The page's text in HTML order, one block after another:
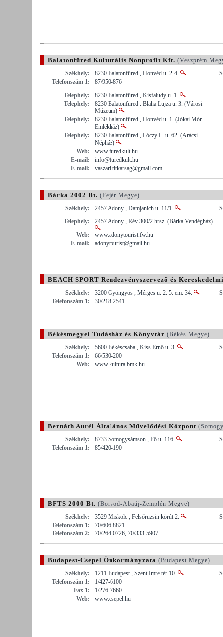
Balatonfüred Kulturális Nonprofit Kft. (Veszprém
Székhely:
8230 Balatonfüred , Honvéd u. 2-4.
Telefonszám 1:
87/950-876
Telephely:
8230 Balatonfüred , Kisfaludy u. 1.
Telephely:
8230 Balatonfüred , Blaha Lujza u. 3. (Városi
Múzeum)
Telephely:
8230 Balatonfüred , Honvéd u. 1. (Jókai Mór
Emlékház)
Telephely:
8230 Balatonfüred , Lóczy L. u. 62. (Arácsi
Népház)
Web:
www.furedkult.hu
E-mail:
info@furedkult.hu
E-mail:
vaszari.titkarsag@gmail.com
Bárka 2002 Bt. (Fejér Megye)
Székhely:
2457 Adony , Damjanich u. 11/1.
Telephely:
2457 Adony , Rév 300/2 hrsz. (Bárka Vendégház)
Web:
www.adonytourist.fw.hu
E-mail:
adonytourist@gmail.hu
BEACH SPORT Rendezvényszervező és
Székhely:
3200 Gyöngyös , Mérges u. 2. 5. em. 34.
Telefonszám 1:
30/218-2541
Békésmegyei Tudásház és Könyvtár (Békés Megye)
Székhely:
5600 Békéscsaba , Kiss Ernő u. 3.
Telefonszám 1:
66/530-200
Web:
www.kultura.bmk.hu
Bernáth Aurél Általános Művelődési Központ
Székhely:
8733 Somogysámson , Fő u. 116.
Telefonszám 1:
85/420-190
BFTS 2000 Bt. (Borsod-Abaúj-Zemplén Megye)
Székhely:
3529 Miskolc , Felsőruzsin körút 2.
Telefonszám 1:
70/606-8821
Telefonszám 2:
70/264-0726, 70/333-5907
Budapest-Csepel Önkormányzata (Budapest Megye)
Székhely:
1211 Budapest , Szent Imre tér 10.
Telefonszám 1:
1/427-6100
Fax 1:
1/276-7660
Web:
www.csepel.hu